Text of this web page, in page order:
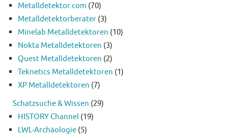
Metalldetektor.com (70)
Metalldetektorberater (3)
Minelab Metalldetektoren (10)
Nokta Metalldetektoren (3)
Quest Metalldetektoren (2)
Teknetics Metalldetektoren (1)
XP Metalldetektoren (7)
Schatzsuche & Wissen (29)
HISTORY Channel (19)
LWL-Archäologie (5)